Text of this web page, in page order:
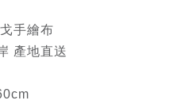
手繪布
產地直送